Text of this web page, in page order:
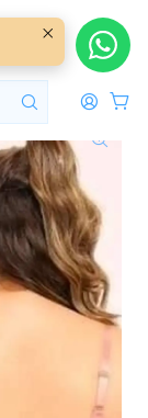
Pack de 3